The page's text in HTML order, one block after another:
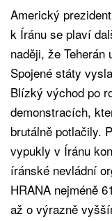
Americký
k Íránu se plaví
naději, že Teherán
Spojené státy
Blízký východ po
demonstracích,
brutálně potlačily.
vypukly v Íránu
íránské nevládní
HRANA nejméně
až o výrazně